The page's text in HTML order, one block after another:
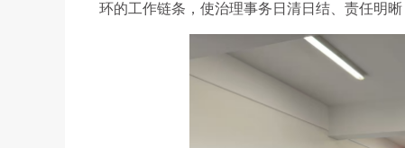
环的工作链条，使治理事务日清日结、责任明晰